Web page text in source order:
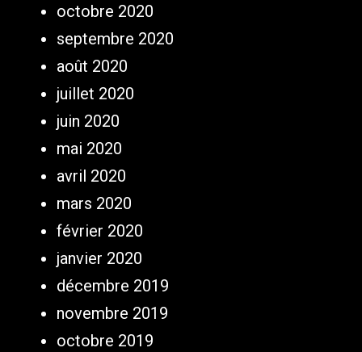
octobre 2020
septembre 2020
août 2020
juillet 2020
juin 2020
mai 2020
avril 2020
mars 2020
février 2020
janvier 2020
décembre 2019
novembre 2019
octobre 2019